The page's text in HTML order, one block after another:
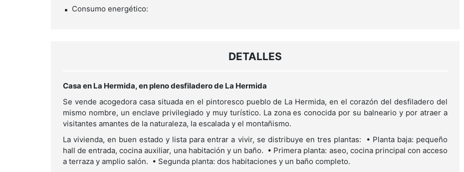
Consumo energético:
DETALLES
Casa en La Hermida, en pleno desfiladero de La Hermida
Se vende acogedora casa situada en el pintoresco pueblo de La Hermida, en el corazón del desfiladero del
mismo nombre, un enclave privilegiado y muy turístico. La zona es conocida por su balneario y por atraer a
visitantes amantes de la naturaleza, la escalada y el montañismo.
La vivienda, en buen estado y lista para entrar a vivir, se distribuye en tres plantas: • Planta baja: pequeño
hall de entrada, cocina auxiliar, una habitación y un baño. • Primera planta: aseo, cocina principal con acceso
a terraza y amplio salón. • Segunda planta: dos habitaciones y un baño completo.